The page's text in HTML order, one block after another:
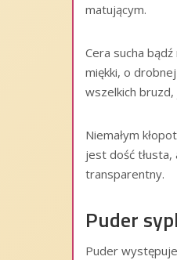
matującym.
Cera sucha
miękki, o
wszelkich
Niemałym
jest dość
transparentny.
Puder
Puder